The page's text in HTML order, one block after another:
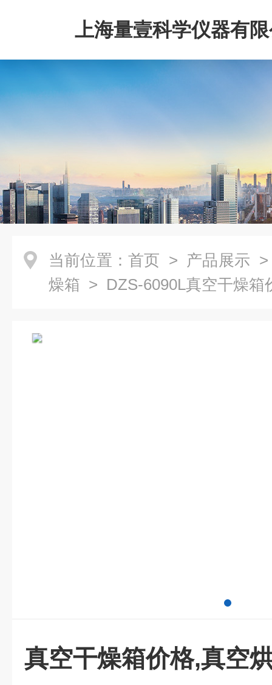
上海量壹科学仪器有
当前位置： 首页 > 产品展示
燥箱 > DZS-6090L真空干燥箱
真空干燥箱价格,真空